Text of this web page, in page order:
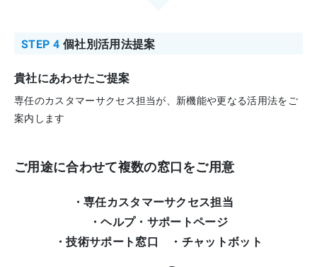
STEP 4 個社別活用法提案
貴社にあわせたご提案
専任のカスタマーサクセス担当が、新機能や更なる活用法をご
案内します
ご用途に合わせて複数の窓口をご用意
・専任カスタマーサクセス担当
・ヘルプ・サポートページ
・技術サポート窓口 ・チャットボット